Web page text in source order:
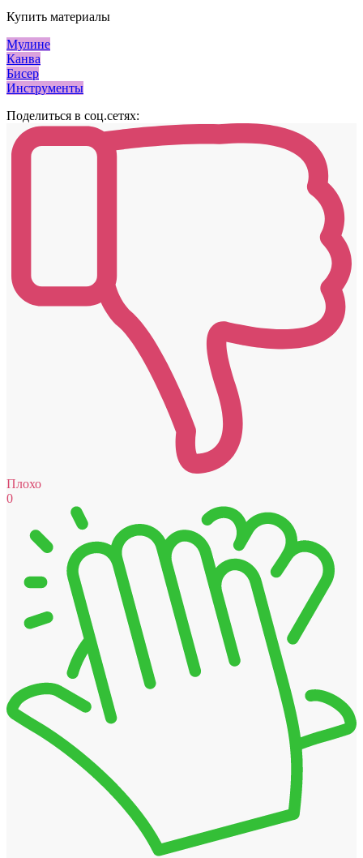
Купить материалы
Мулине
Канва
Бисер
Инструменты
Поделиться в соц.сетях:
Плохо
0